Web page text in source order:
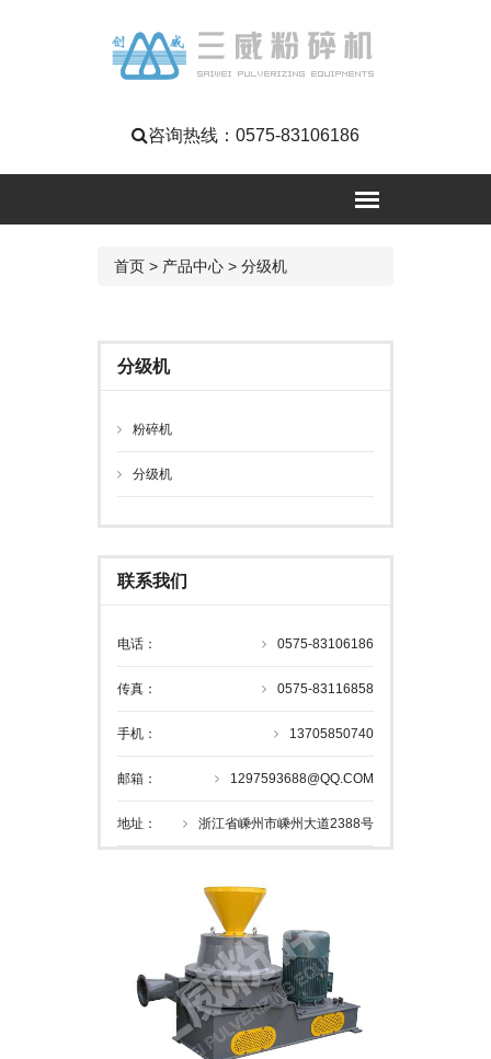
咨询热线： 0575-83106186
首页 > 产品中心 > 分级机
分级机
粉碎机
分级机
联系我们
电话： 0575-83106186
传真： 0575-83116858
手机： 13705850740
邮箱： 1297593688@QQ.COM
地址： 浙江省嵊州市嵊州大道2388号